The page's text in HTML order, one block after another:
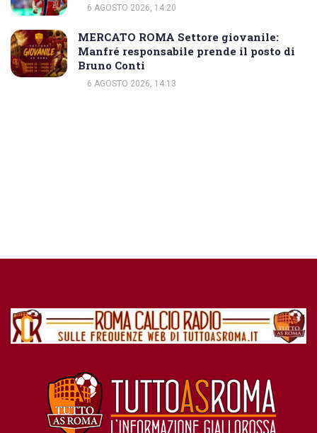
6 AGOSTO 2026, 14:20
MERCATO ROMA Settore giovanile:
Manfré responsabile prende il posto di
Bruno Conti
6 AGOSTO 2026, 14:13